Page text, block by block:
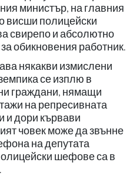
министър, на главния
висши полицейски
свирепо и абсолютно
обикновения работник.
някакви измислени
се изплю в
граждани, нямащи
на репресивната
и дори кървави
човек може да звънне
на депутата
шефове са в